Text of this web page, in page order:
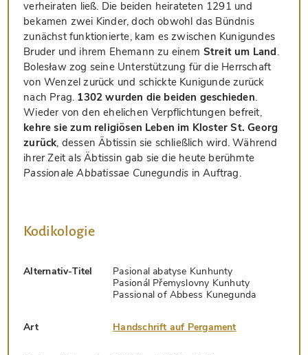
verheiraten ließ. Die beiden heirateten 1291 und
bekamen zwei Kinder, doch obwohl das Bündnis
zunächst funktionierte, kam es zwischen Kunigundes
Bruder und ihrem Ehemann zu einem Streit um Land.
Bolesław zog seine Unterstützung für die Herrschaft
von Wenzel zurück und schickte Kunigunde zurück
nach Prag. 1302 wurden die beiden geschieden.
Wieder von den ehelichen Verpflichtungen befreit,
kehre sie zum religiösen Leben im Kloster St. Georg
zurück, dessen Äbtissin sie schließlich wird. Während
ihrer Zeit als Äbtissin gab sie die heute berühmte
Passionale Abbatissae Cunegundis in Auftrag.
Kodikologie
Alternativ-Titel
Pasional abatyse Kunhunty
Pasionál Přemyslovny Kunhuty
Passional of Abbess Kunegunda
Art Handschrift auf Pergament